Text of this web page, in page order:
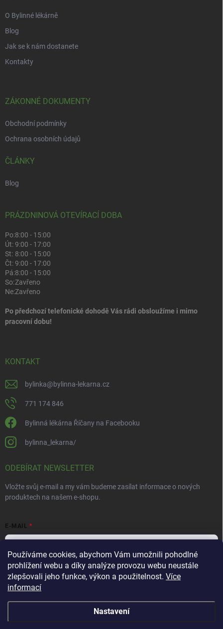
Používáme cookies, abychom Vám umožnili pohodlné
prohlížení webu a díky analýze provozu webu neustále
zlepšovali jeho funkce, výkon a použitelnost. Více
informací
Nastavení
O Bylinné lékárně
Blog
Jak se k nám dostanete
Kontakty
ZÁKONNÉ DOKUMENTY
Obchodní podmínky
Ochrana osobních údajů
ČLÁNKY
Blog
PRÁZDNINOVÁ OTEVÍRACÍ DOBA
Po:8:00 - 15:00
Út:9:00 - 17:00
St: 8:00 - 15:00
Čt:9:00 - 17:00
Pá:8:00 - 15:00
So:Zavřeno
Ne:Zavřeno
Po předchozí telefonické dohodě Vás rádi obsloužíme i mimo
pracovní dobu!
KONTAKT
bylinka@bylinna-lekarna.cz
771 174 846
Bylinná lékárna Říčany na Facebooku
bylinna_lekarna/
ODEBÍRAT NEWSLETTER
Vložte svůj e-mail a my vám budeme zasílat informace o nových
produktech na našem e-shopu.
E-MAIL
Vložením e-mailu souhlasíte spodmínkami ochrany osobních údajů
Přihlásit se